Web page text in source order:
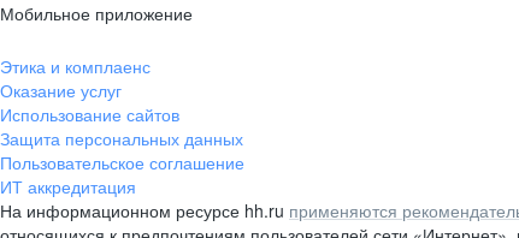
Мобильное приложение
Этика и комплаенс
Оказание услуг
Использование сайтов
Защита персональных данных
Пользовательское соглашение
ИТ аккредитация
На информационном ресурсе hh.ru применяются